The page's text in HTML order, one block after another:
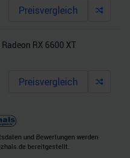
Preisvergleich
RX 6600 XT
Preisvergleich
und Bewertungen werden
bereitgestellt.